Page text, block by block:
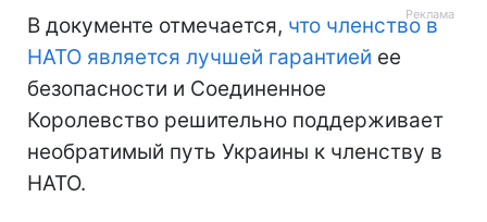
В документе отмечается, что членство в
НАТО является лучшей гарантией ее
безопасности и Соединенное
Королевство решительно поддерживает
необратимый путь Украины к членству в
НАТО.